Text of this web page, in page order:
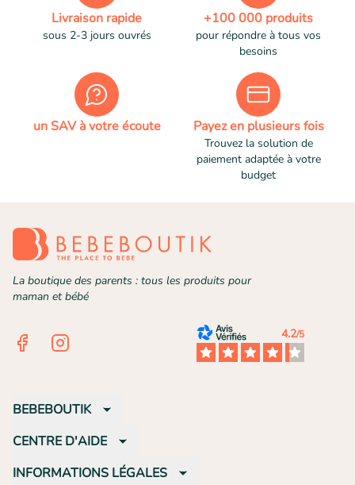
Livraison rapide
sous 2-3 jours ouvrés
+100 000 produits
pour répondre à tous vos
besoins
un SAV à votre écoute Payez en plusieurs fois
Trouvez la solution de
paiement adaptée à votre
budget
La boutique des parents : tous les produits pour
maman et bébé
FacebookInstagram 4.2/5
BEBEBOUTIK
CENTRE D'AIDE
INFORMATIONS LÉGALES